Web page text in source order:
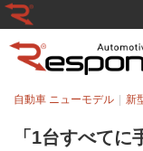
「1台すべて
自動車 ニューモデル 新